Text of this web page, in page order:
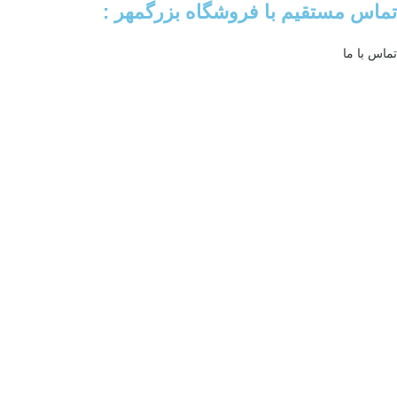
تماس مستقیم با فروشگاه بزرگمهر :
تماس با ما